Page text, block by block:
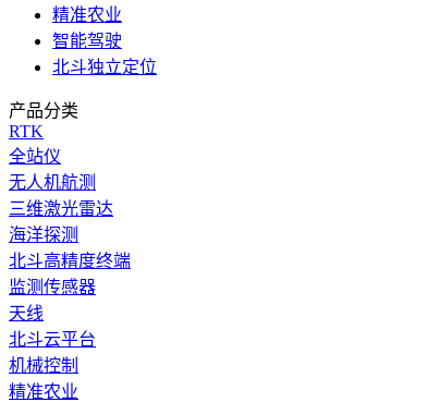
精准农业
智能驾驶
北斗独立定位
产品分类
RTK
全站仪
无人机航测
三维激光雷达
海洋探测
北斗高精度终端
监测传感器
天线
北斗云平台
机械控制
精准农业